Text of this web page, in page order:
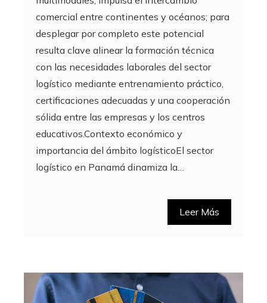
comercial entre continentes y océanos; para
desplegar por completo este potencial
resulta clave alinear la formación técnica
con las necesidades laborales del sector
logístico mediante entrenamiento práctico,
certificaciones adecuadas y una cooperación
sólida entre las empresas y los centros
educativos.Contexto económico y
importancia del ámbito logísticoEl sector
logístico en Panamá dinamiza la…
Leer Más